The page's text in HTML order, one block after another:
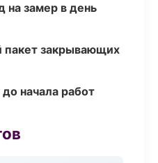
на замер в день
пакет закрывающих
начала работ